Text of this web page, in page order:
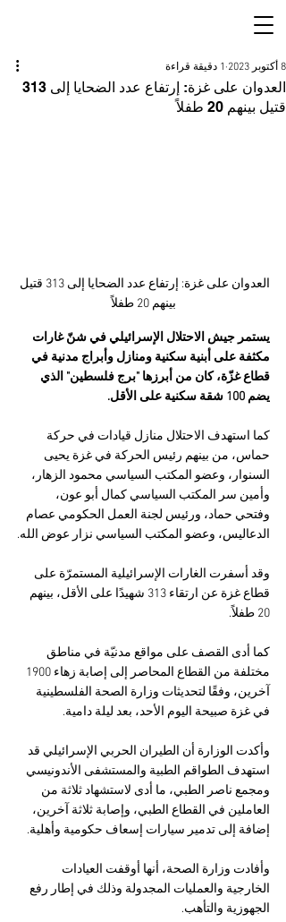
العدوان على غزة: إرتفاع عدد الضحايا إلى 313
قتيل بينهم 20 طفلاً
8 أكتوبر 2023 1 دقيقة قراءة
العدوان على غزة: إرتفاع عدد الضحايا إلى 313 قتيل
بينهم 20 طفلاً
يستمر جيش الاحتلال الإسرائيلي في شنّ غارات
مكثفة على أبنية سكنية ومنازل وأبراج مدنية في
قطاع غزّة، كان من أبرزها "برج فلسطين" الذي
يضم 100 شقة سكنية على الأقل.
كما استهدف الاحتلال منازل قيادات في حركة
حماس، من بينهم رئيس الحركة في غزة يحيى
السنوار، وعضو المكتب السياسي محمود الزهار،
وأمين سر المكتب السياسي كمال أبو عون،
وفتحي حماد، ورئيس لجنة العمل الحكومي عصام
الدعاليس، وعضو المكتب السياسي نزار عوض الله.
وقد أسفرت الغارات الإسرائيلية المستمرّة على
قطاع غزة عن ارتقاء 313 شهيدًا على الأقل، بينهم
20 طفلاً.
كما أدى القصف على مواقع مدنيّة في مناطق
آخرين، وفقًا لتحديثات وزارة الصحة الفلسطينية
في غزة صبيحة اليوم الأحد، بعد ليلة دامية.
وأكدت الوزارة أن الطيران الحربي الإسرائيلي قد
استهدف الطواقم الطبية والمستشفى الأندونيسي
ومجمع ناصر الطبي، ما أدى لاستشهاد ثلاثة من
العاملين في القطاع الطبي، وإصابة ثلاثة آخرين،
إضافة إلى تدمير سيارات إسعاف حكومية وأهلية.
وأفادت وزارة الصحة، أنها أوقفت العيادات
الخارجية والعمليات المجدولة وذلك في إطار رفع
الجهوزية والتأهب.